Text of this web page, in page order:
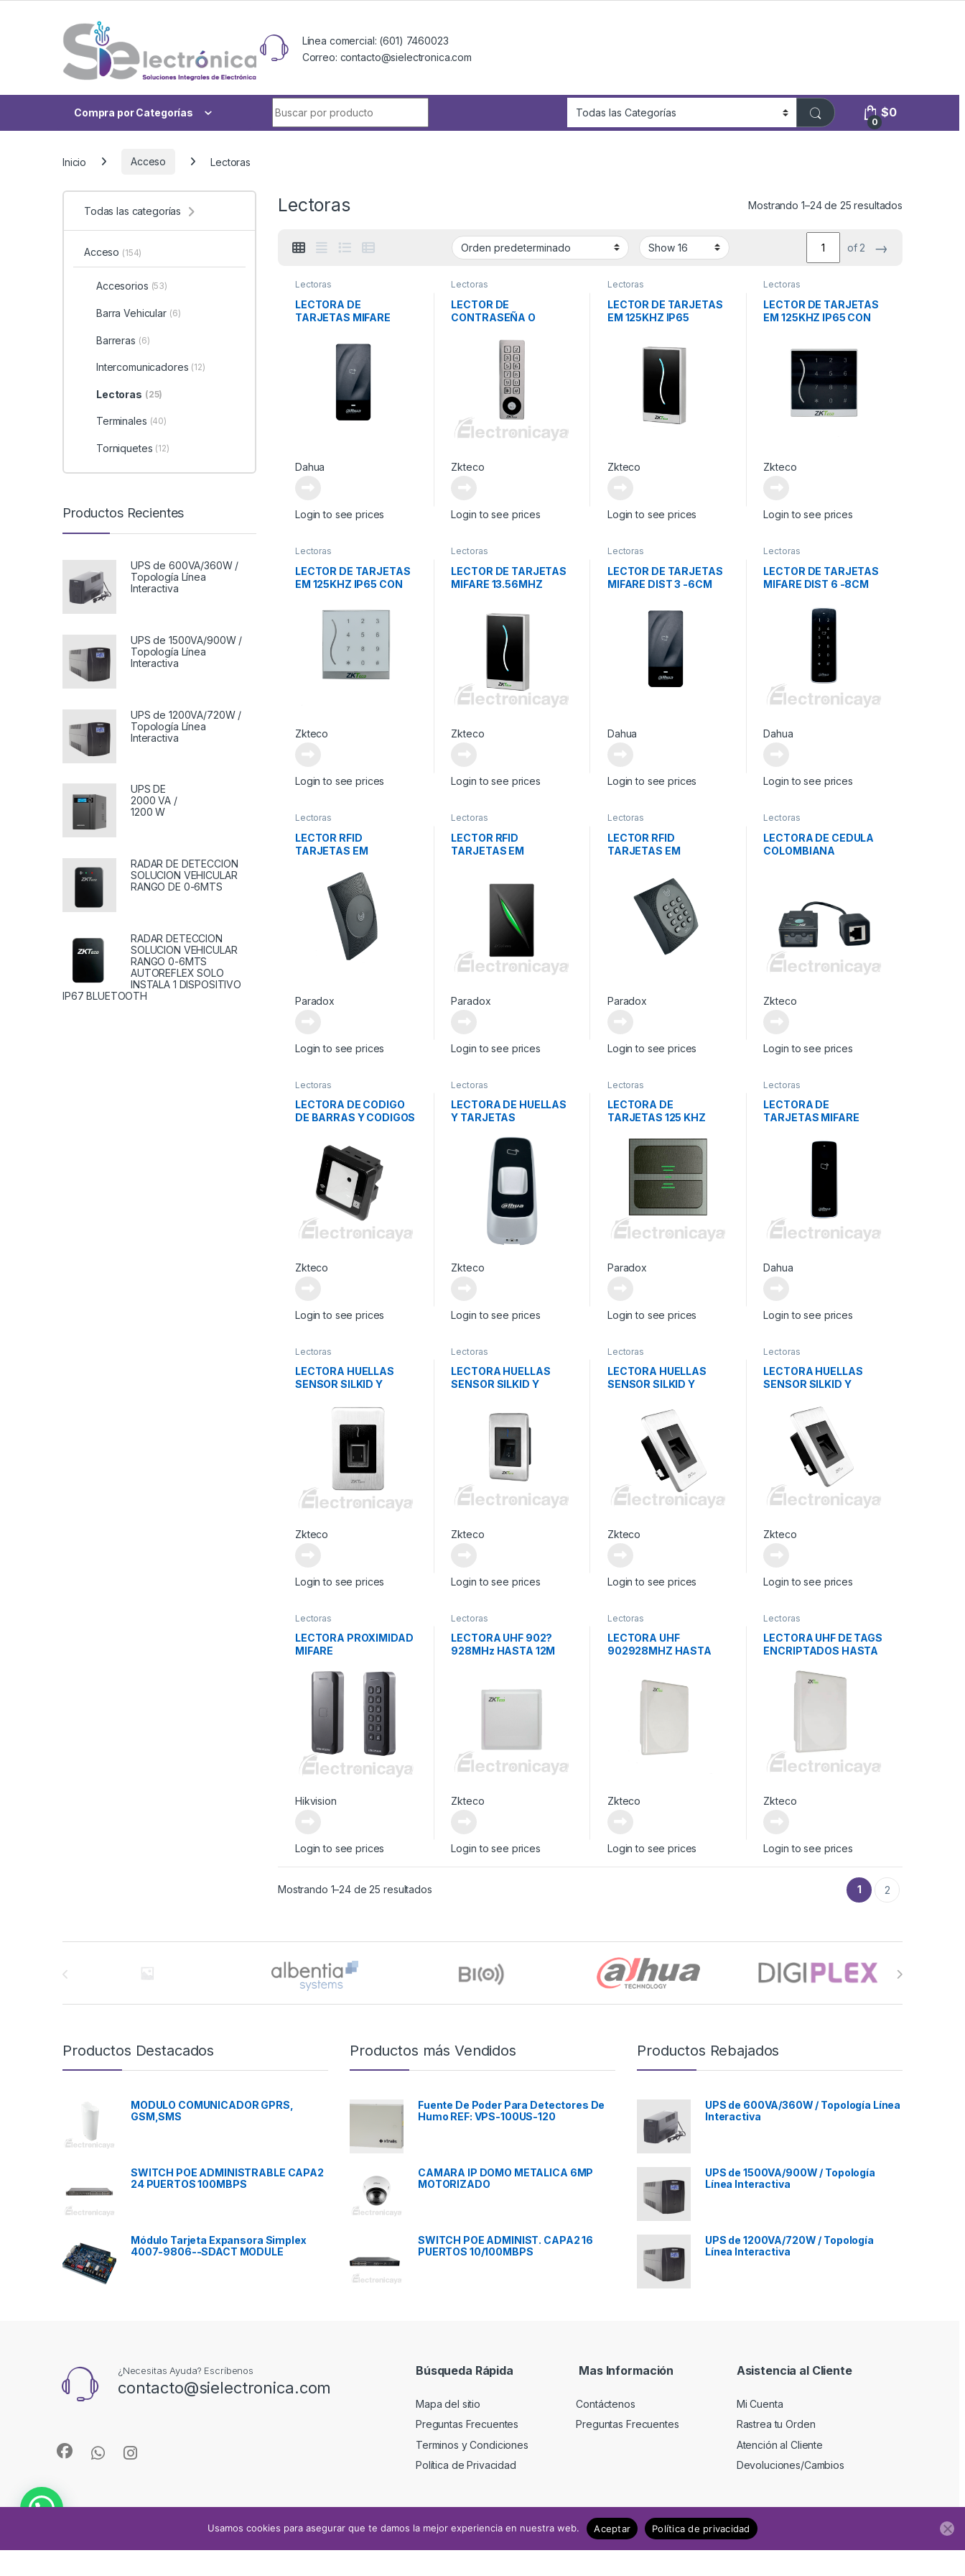
Línea comercial: (601) 7460023
Correo: contacto@sielectronica.com
Compra por Categorías
0
$0
Inicio Acceso Lectoras
Lectoras Mostrando 1–24 de 25 resultados
of 2 →
Lectoras
LECTORA DE
TARJETAS MIFARE
Dahua
Login to see prices
Lectoras
LECTOR DE
CONTRASEÑA O
Zkteco
Login to see prices
Lectoras
LECTOR DE TARJETAS
EM 125KHZ IP65
Zkteco
Login to see prices
Lectoras
LECTOR DE TARJETAS
EM 125KHZ IP65 CON
Zkteco
Login to see prices
Lectoras
LECTOR DE TARJETAS
EM 125KHZ IP65 CON
Zkteco
Login to see prices
Lectoras
LECTOR DE TARJETAS
MIFARE 13.56MHZ
Zkteco
Login to see prices
Lectoras
LECTOR DE TARJETAS
MIFARE DIST 3 -6CM
Dahua
Login to see prices
Lectoras
LECTOR DE TARJETAS
MIFARE DIST 6 -8CM
Dahua
Login to see prices
Lectoras
LECTOR RFID
TARJETAS EM
Paradox
Login to see prices
Lectoras
LECTOR RFID
TARJETAS EM
Paradox
Login to see prices
Lectoras
LECTOR RFID
TARJETAS EM
Paradox
Login to see prices
Lectoras
LECTORA DE CEDULA
COLOMBIANA
Zkteco
Login to see prices
Lectoras
LECTORA DE CODIGO
DE BARRAS Y CODIGOS
Zkteco
Login to see prices
Lectoras
LECTORA DE HUELLAS
Y TARJETAS
Zkteco
Login to see prices
Lectoras
LECTORA DE
TARJETAS 125 KHZ
Paradox
Login to see prices
Lectoras
LECTORA DE
TARJETAS MIFARE
Dahua
Login to see prices
Lectoras
LECTORA HUELLAS
SENSOR SILKID Y
Zkteco
Login to see prices
Lectoras
LECTORA HUELLAS
SENSOR SILKID Y
Zkteco
Login to see prices
Lectoras
LECTORA HUELLAS
SENSOR SILKID Y
Zkteco
Login to see prices
Lectoras
LECTORA HUELLAS
SENSOR SILKID Y
Zkteco
Login to see prices
Lectoras
LECTORA PROXIMIDAD
MIFARE
Hikvision
Login to see prices
Lectoras
LECTORA UHF 902?
928MHz HASTA 12M
Zkteco
Login to see prices
Lectoras
LECTORA UHF
902928MHZ HASTA
Zkteco
Login to see prices
Lectoras
LECTORA UHF DE TAGS
ENCRIPTADOS HASTA
Zkteco
Login to see prices
Mostrando 1–24 de 25 resultados 1 2
Todas las categorías
Acceso (154)
Accesorios (53)
Barra Vehicular (6)
Barreras (6)
Intercomunicadores (12)
Lectoras (25)
Terminales (40)
Torniquetes (12)
Productos Recientes
UPS de 600VA/360W /
Topología Línea
Interactiva
UPS de 1500VA/900W /
Topología Línea
Interactiva
UPS de 1200VA/720W /
Topología Línea
Interactiva
UPS DE
2000 VA /
1200 W
RADAR DE DETECCION
SOLUCION VEHICULAR
RANGO DE 0-6MTS
RADAR DETECCION
SOLUCION VEHICULAR
RANGO 0-6MTS
AUTOREFLEX SOLO
INSTALA 1 DISPOSITIVO
IP67 BLUETOOTH
Productos Destacados
MODULO COMUNICADOR GPRS,
GSM,SMS
SWITCH POE ADMINISTRABLE CAPA2
24 PUERTOS 100MBPS
Módulo Tarjeta Expansora Simplex
4007-9806--SDACT MODULE
Productos más Vendidos
Fuente De Poder Para Detectores De
Humo REF: VPS-100US-120
CAMARA IP DOMO METALICA 6MP
MOTORIZADO
SWITCH POE ADMINIST. CAPA2 16
PUERTOS 10/100MBPS
Productos Rebajados
UPS de 600VA/360W / Topología Línea
Interactiva
UPS de 1500VA/900W / Topología
Línea Interactiva
UPS de 1200VA/720W / Topología
Línea Interactiva
¿Necesitas Ayuda? Escríbenos
contacto@sielectronica.com
Búsqueda Rápida
Mapa del sitio
Preguntas Frecuentes
Terminos y Condiciones
Política de Privacidad
Mas Información
Contáctenos
Preguntas Frecuentes
Asistencia al Cliente
Mi Cuenta
Rastrea tu Orden
Atención al Cliente
Devoluciones/Cambios
© Sielectronica 2024 Todos los derechos reservados
Usamos cookies para asegurar que te damos la mejor experiencia en nuestra web. Aceptar Política de privacidad